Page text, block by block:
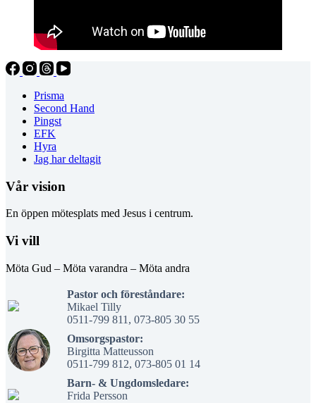
Prisma
Second Hand
Pingst
EFK
Hyra
Jag har deltagit
Vår vision
En öppen mötesplats med Jesus i centrum.
Vi vill
Möta Gud – Möta varandra – Möta andra
Pastor och föreståndare:
Mikael Tilly
0511-799 811, 073-805 30 55
Omsorgspastor:
Birgitta Matteusson
0511-799 812, 073-805 01 14
Barn- & Ungdomsledare:
Frida Persson